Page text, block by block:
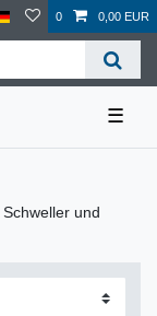
0 0,00 EUR
☰
und